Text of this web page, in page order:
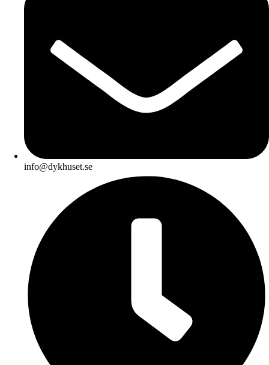
info@dykhuset.se